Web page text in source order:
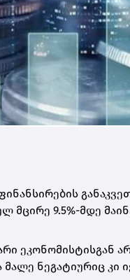
9.5%-მდე
ეკონომისტისგან
ნეგატიურიც კი